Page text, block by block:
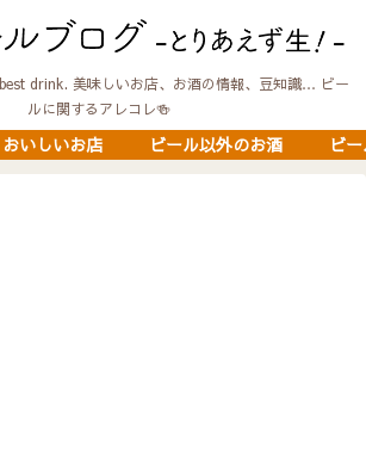
drink. 美味しいお店、お酒の情報、豆知識… ビー
ルに関するアレコレ🍻
おいしいお店 ビール以外のお酒 ビ